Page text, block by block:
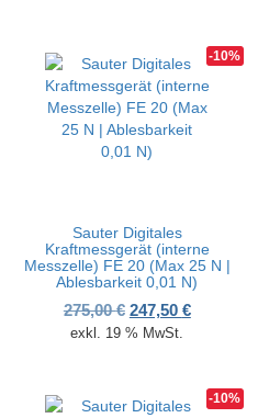
-10%
Sauter Digitales
Kraftmessgerät (interne
Messzelle) FE 20 (Max 25 N |
Ablesbarkeit 0,01 N)
275,00€ Ursprünglicher
247,50 €
exkl. 19 % MwSt.
-10%